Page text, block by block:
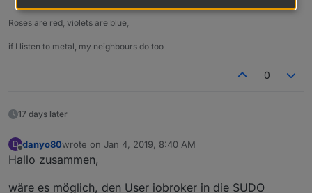
Roses are red, violets are blue,
if I listen to metal, my neighbours do too
0
17 days later
D
Offline
danyo80wrote on Jan 4, 2019, 8:40 AM
last edited by
Hallo zusammen,
wäre es möglich, den User iobroker in die SUDO